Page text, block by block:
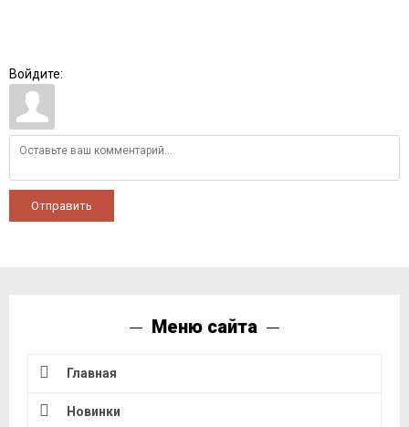
Войдите:
Отправить
Меню сайта
Главная
Новинки